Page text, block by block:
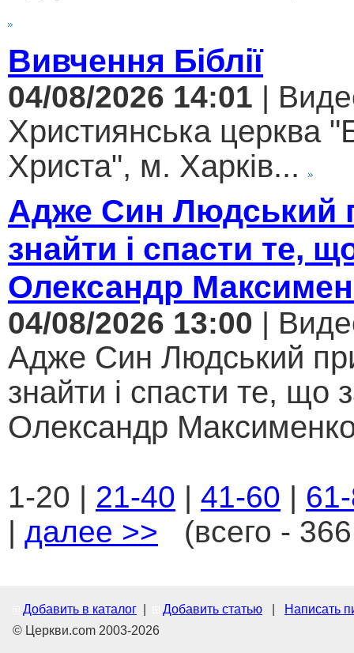
Вивчення Біблії
04/08/2026 14:01 |
Християнська церква
Христа", м. Харків...
Адже Син Людський
знайти і спасти те,
Олександр
04/08/2026 13:00 |
Адже Син Людський
знайти і спасти те, що
Олександр
1-20 | 21-40 | 41-60 |
| далее >> (всего -
Добавить в каталог Добавить статью
Написать
© Церкви.com 2003-2026